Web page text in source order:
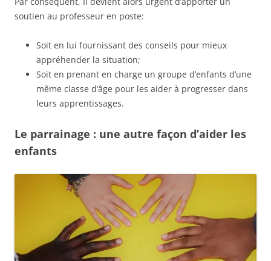
soutien au professeur en poste:
Soit en lui fournissant des conseils pour mieux
appréhender la situation;
Soit en prenant en charge un groupe d’enfants d’une
même classe d’âge pour les aider à progresser dans
leurs apprentissages.
Le parrainage : une autre façon d’aider les
enfants